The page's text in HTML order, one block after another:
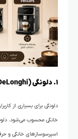
۱. دلونگی (DeLonghi)
دلونگی برای بسیاری از
خانگی محسوب می‌شود.
اسپرسوسازهای خانگی و